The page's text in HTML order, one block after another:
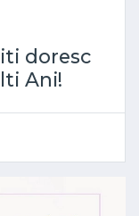
doresc
Ani!